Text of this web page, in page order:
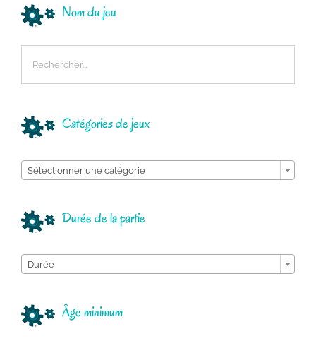
Nom du jeu
Catégories de jeux
Sélectionner une catégorie
Durée de la partie
Durée
Âge minimum